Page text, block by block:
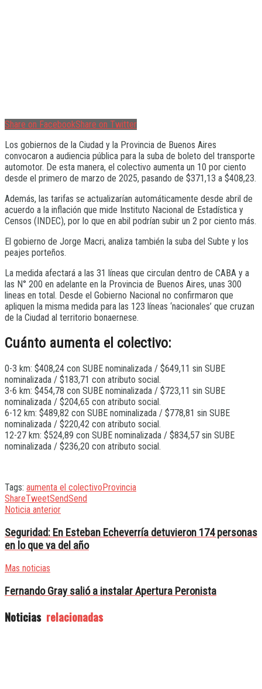
Share on FacebookShare on Twitter
Los gobiernos de la Ciudad y la Provincia de Buenos Aires
convocaron a audiencia pública para la suba de boleto del transporte
automotor. De esta manera, el colectivo aumenta un 10 por ciento
desde el primero de marzo de 2025, pasando de $371,13 a $408,23.
Además, las tarifas se actualizarían automáticamente desde abril de
acuerdo a la inflación que mide Instituto Nacional de Estadística y
Censos (INDEC), por lo que en abil podrían subir un 2 por ciento más.
El gobierno de Jorge Macri, analiza también la suba del Subte y los
peajes porteños.
La medida afectará a las 31 líneas que circulan dentro de CABA y a
las N° 200 en adelante en la Provincia de Buenos Aires, unas 300
lineas en total. Desde el Gobierno Nacional no confirmaron que
apliquen la misma medida para las 123 líneas ‘nacionales’ que cruzan
de la Ciudad al territorio bonaernese.
Cuánto aumenta el colectivo:
0-3 km: $408,24 con SUBE nominalizada / $649,11 sin SUBE
nominalizada / $183,71 con atributo social.
3-6 km: $454,78 con SUBE nominalizada / $723,11 sin SUBE
nominalizada / $204,65 con atributo social.
6-12 km: $489,82 con SUBE nominalizada / $778,81 sin SUBE
nominalizada / $220,42 con atributo social.
12-27 km: $524,89 con SUBE nominalizada / $834,57 sin SUBE
nominalizada / $236,20 con atributo social.
Tags: aumenta el colectivoProvincia
ShareTweetSendSend
Noticia anterior
Seguridad: En Esteban Echeverría detuvieron 174 personas
en lo que va del año
Mas noticias
Fernando Gray salió a instalar Apertura Peronista
Noticias relacionadas